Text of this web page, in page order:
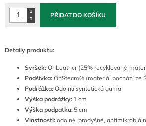
PŘIDAT DO KOŠÍKU
Detaily produktu:
Svršek: OnLeather (25% recyklovaný,
Podšívka: OnSteam® (materiál pochází ze
Podrážka: Odolná syntetická guma
Výška podrážky: 1 cm
Výška podpatku: 5 cm
Vlastnosti: odolné, prodyšné,